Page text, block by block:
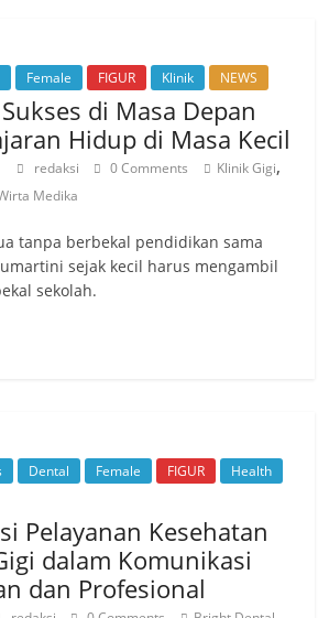
Female FIGUR Klinik NEWS
di Masa Depan
Hidup di Masa Kecil
redaksi 0 Comments Klinik Gigi,
Medika
tanpa berbekal pendidikan sama
sejak kecil harus mengambil
sekolah.
Dental Female FIGUR
Health
Pelayanan Kesehatan
dalam Komunikasi
dan Profesional